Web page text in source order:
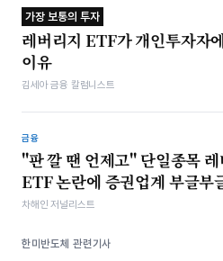
가장 보통의 투자
레버리지 ETF가 개인투자자
이유
김세아 금융 칼럼니스트
금융
"판 깔 땐 언제고" 단일종목
ETF 논란에 증권업계 부글부
차해인 저널리스트
한미반도체 관련기사